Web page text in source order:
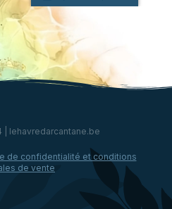
lehavredarcantane.be
de confidentialité et conditions
de vente